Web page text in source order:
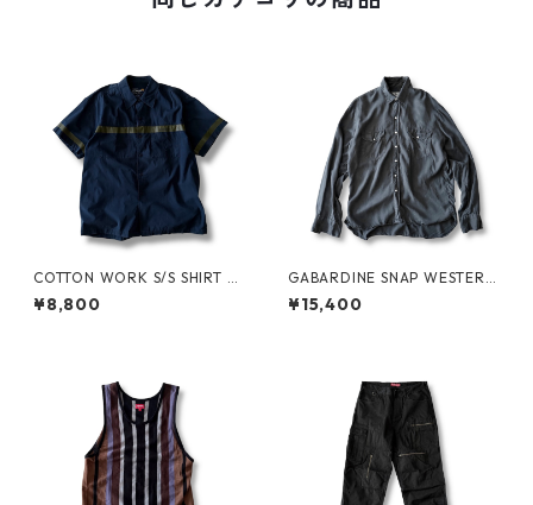
COTTON WORK S/S SHIRT by
stussy
¥8,800
GABARDINE SNAP WESTERN
SHIRT by WYTHE
¥15,400